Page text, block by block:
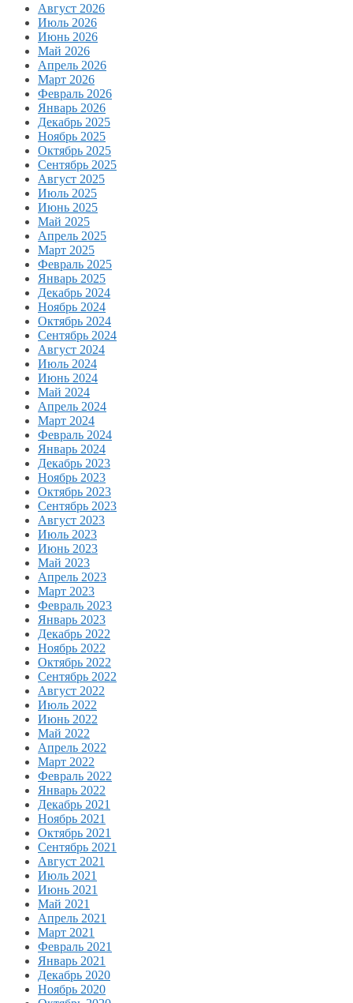
Август 2026
Июль 2026
Июнь 2026
Май 2026
Апрель 2026
Март 2026
Февраль 2026
Январь 2026
Декабрь 2025
Ноябрь 2025
Октябрь 2025
Сентябрь 2025
Август 2025
Июль 2025
Июнь 2025
Май 2025
Апрель 2025
Март 2025
Февраль 2025
Январь 2025
Декабрь 2024
Ноябрь 2024
Октябрь 2024
Сентябрь 2024
Август 2024
Июль 2024
Июнь 2024
Май 2024
Апрель 2024
Март 2024
Февраль 2024
Январь 2024
Декабрь 2023
Ноябрь 2023
Октябрь 2023
Сентябрь 2023
Август 2023
Июль 2023
Июнь 2023
Май 2023
Апрель 2023
Март 2023
Февраль 2023
Январь 2023
Декабрь 2022
Ноябрь 2022
Октябрь 2022
Сентябрь 2022
Август 2022
Июль 2022
Июнь 2022
Май 2022
Апрель 2022
Март 2022
Февраль 2022
Январь 2022
Декабрь 2021
Ноябрь 2021
Октябрь 2021
Сентябрь 2021
Август 2021
Июль 2021
Июнь 2021
Май 2021
Апрель 2021
Март 2021
Февраль 2021
Январь 2021
Декабрь 2020
Ноябрь 2020